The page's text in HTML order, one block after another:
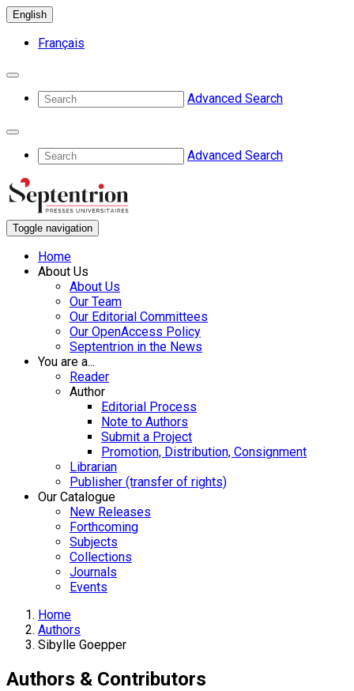
English
Français
Advanced Search
Advanced Search
Toggle navigation
Home
About Us
About Us
Our Team
Our Editorial Committees
Our OpenAccess Policy
Septentrion in the News
You are a...
Reader
Author
Editorial Process
Note to Authors
Submit a Project
Promotion, Distribution, Consignment
Librarian
Publisher (transfer of rights)
Our Catalogue
New Releases
Forthcoming
Subjects
Collections
Journals
Events
Home
Authors
Sibylle Goepper
Authors & Contributors